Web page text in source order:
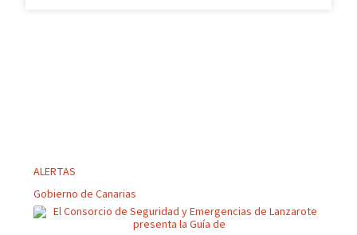
ALERTAS
Gobierno de Canarias